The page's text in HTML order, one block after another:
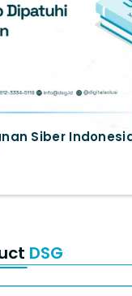
Siber
DSG